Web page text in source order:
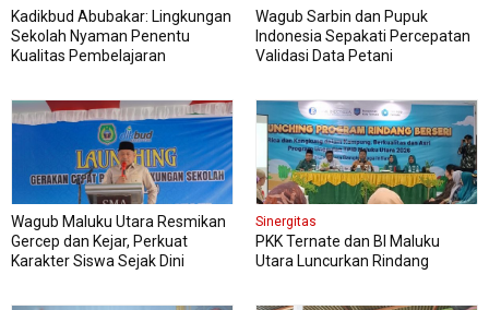
Kadikbud Abubakar: Lingkungan
Sekolah Nyaman Penentu
Kualitas Pembelajaran
Wagub Sarbin dan Pupuk
Indonesia Sepakati Percepatan
Validasi Data Petani
Wagub Maluku Utara Resmikan
Gercep dan Kejar, Perkuat
Karakter Siswa Sejak Dini
Sinergitas
PKK Ternate dan BI Maluku
Utara Luncurkan Rindang